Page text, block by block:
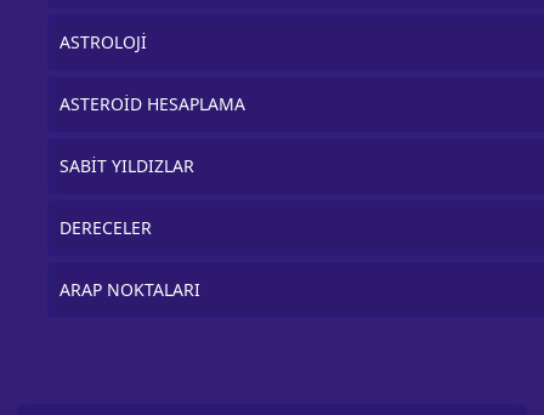
ASTROLOJİ
ASTEROİD HESAPLAMA
SABİT YILDIZLAR
DERECELER
ARAP NOKTALARI